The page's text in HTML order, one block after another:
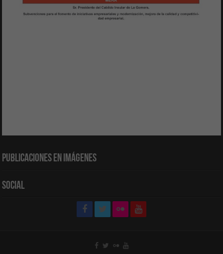
Publicaciones en Imágenes
Social